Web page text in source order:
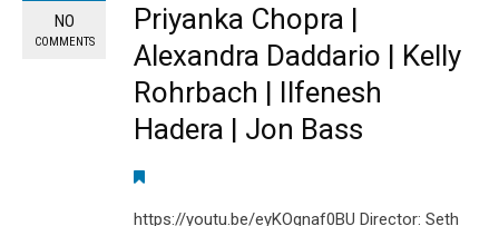
NO
COMMENTS
Priyanka Chopra |
Alexandra Daddario | Kelly
Rohrbach | Ilfenesh
Hadera | Jon Bass
https://youtu.be/eyKOgnaf0BU Director: Seth